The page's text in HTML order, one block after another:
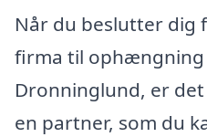
Når du beslutter dig
firma til ophængning
Dronninglund, er
en partner, som du